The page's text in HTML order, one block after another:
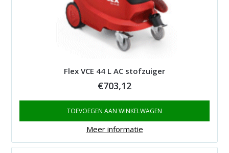
Flex VCE 44 L AC stofzuiger
€703,12
TOEVOEGEN AAN WINKELWAGEN
Meer informatie